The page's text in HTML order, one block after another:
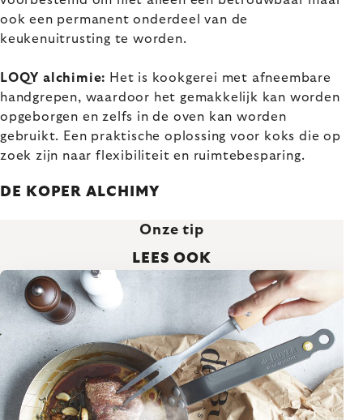
ook een permanent onderdeel van de
keukenuitrusting te worden.
LOQY alchimie: Het is kookgerei met afneembare
handgrepen, waardoor het gemakkelijk kan worden
opgeborgen en zelfs in de oven kan worden
gebruikt. Een praktische oplossing voor koks die op
zoek zijn naar flexibiliteit en ruimtebesparing.
DE KOPER ALCHIMY
Onze tip
LEES OOK